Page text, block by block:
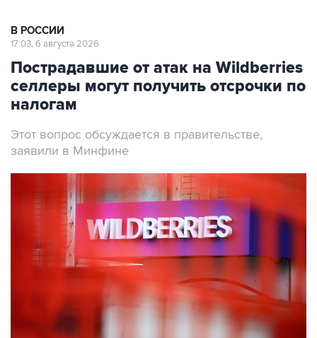
В РОССИИ
17:03, 6 августа 2026
Пострадавшие от атак на Wildberries
селлеры могут получить отсрочки по
налогам
Этот вопрос обсуждается в правительстве,
заявили в Минфине